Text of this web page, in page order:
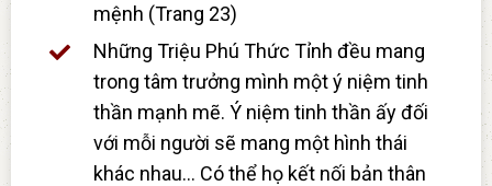
mệnh (Trang 23)
Những Triệu Phú Thức Tỉnh đều mang
trong tâm trưởng mình một ý niệm tinh
thần mạnh mẽ. Ý niệm tinh thần ấy đối
với mỗi người sẽ mang một hình thái
khác nhau… Có thể họ kết nối bản thân